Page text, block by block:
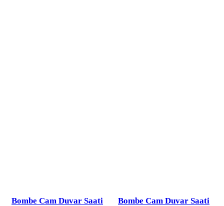
Bombe Cam Duvar Saati Bombe Cam Duvar Saati